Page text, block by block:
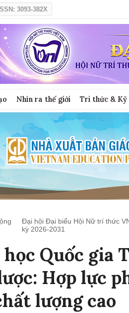
ISSN: 3093-382X
Nhìn ra thế giới Tri thức & Kỹ
Đại hội Đại biểu Hội Nữ trí thức
kỳ 2026-2031
Quốc gia
Hợp lực
lượng cao